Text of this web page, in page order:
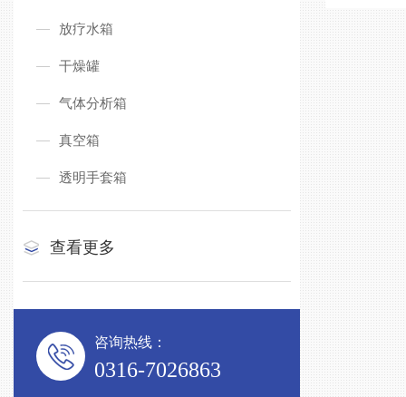
放疗水箱
干燥罐
气体分析箱
真空箱
透明手套箱
查看更多
咨询热线：
0316-7026863